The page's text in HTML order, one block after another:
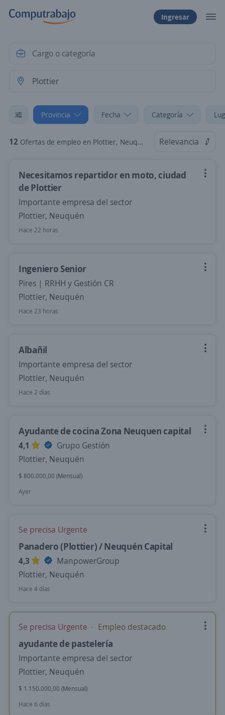
Ingresar
Provincia Fecha Categoría
12 Ofertas de empleo en Plottier, Neuquén Relevancia
Necesitamos repartidor en moto, ciudad
de Plottier
Importante empresa del sector
Plottier, Neuquén
Hace 22 horas
Ingeniero Senior
Pires | RRHH y Gestión CR
Plottier, Neuquén
Hace 23 horas
Albañil
Importante empresa del sector
Plottier, Neuquén
Hace 2 días
Ayudante de cocina Zona Neuquen capital
4,1
Grupo Gestión
Plottier, Neuquén
$ 800.000,00 (Mensual)
Ayer
Se precisa Urgente
Panadero (Plottier) / Neuquén Capital
4,3
ManpowerGroup
Plottier, Neuquén
Hace 4 días
Se precisa Urgente Empleo destacado
ayudante de pastelería
Importante empresa del sector
Plottier, Neuquén
$ 1.150.000,00 (Mensual)
Hace 6 días